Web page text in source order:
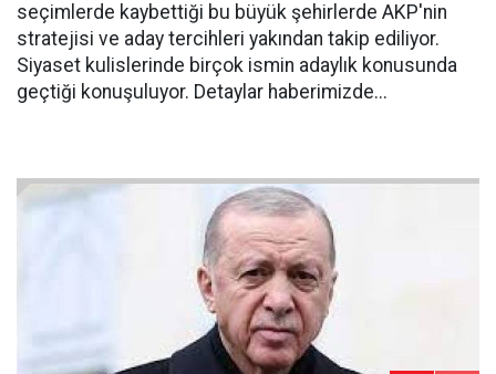
seçimlerde kaybettiği bu büyük şehirlerde AKP'nin
stratejisi ve aday tercihleri yakından takip ediliyor.
Siyaset kulislerinde birçok ismin adaylık konusunda
geçtiği konuşuluyor. Detaylar haberimizde...